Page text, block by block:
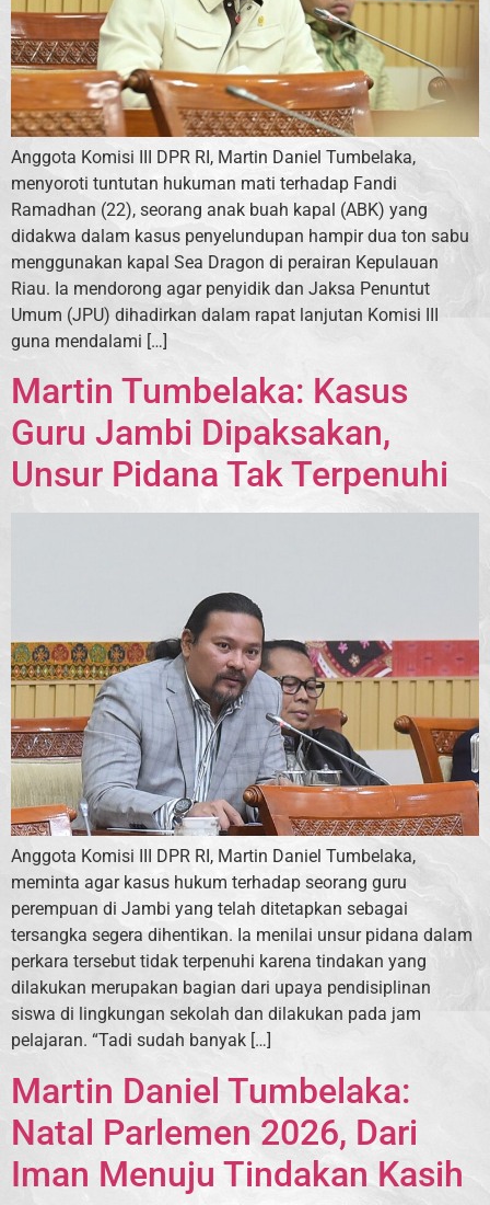
Anggota Komisi III DPR RI, Martin Daniel Tumbelaka,
menyoroti tuntutan hukuman mati terhadap Fandi
Ramadhan (22), seorang anak buah kapal (ABK) yang
didakwa dalam kasus penyelundupan hampir dua ton sabu
menggunakan kapal Sea Dragon di perairan Kepulauan
Riau. Ia mendorong agar penyidik dan Jaksa Penuntut
Umum (JPU) dihadirkan dalam rapat lanjutan Komisi III
guna mendalami […]
Martin Tumbelaka: Kasus
Guru Jambi Dipaksakan,
Unsur Pidana Tak Terpenuhi
Anggota Komisi III DPR RI, Martin Daniel Tumbelaka,
meminta agar kasus hukum terhadap seorang guru
perempuan di Jambi yang telah ditetapkan sebagai
tersangka segera dihentikan. Ia menilai unsur pidana dalam
perkara tersebut tidak terpenuhi karena tindakan yang
dilakukan merupakan bagian dari upaya pendisiplinan
siswa di lingkungan sekolah dan dilakukan pada jam
pelajaran. “Tadi sudah banyak […]
Martin Daniel Tumbelaka:
Natal Parlemen 2026, Dari
Iman Menuju Tindakan Kasih